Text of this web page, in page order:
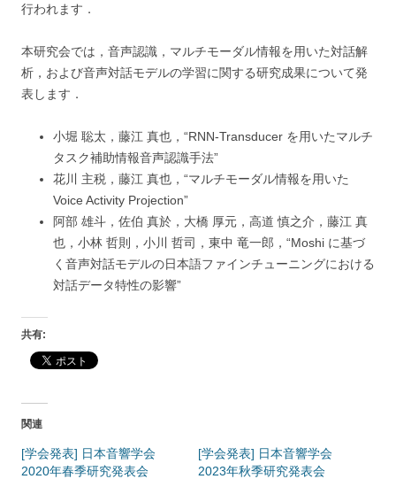
行われます．
本研究会では，音声認識，マルチモーダル情報を用いた対話解
析，および音声対話モデルの学習に関する研究成果について発
表します．
小堀 聡太，藤江 真也，“RNN-Transducer を用いたマルチ
タスク補助情報音声認識手法”
花川 主税，藤江 真也，“マルチモーダル情報を用いた
Voice Activity Projection”
阿部 雄斗，佐伯 真於，大橋 厚元，高道 慎之介，藤江 真
也，小林 哲則，小川 哲司，東中 竜一郎，“Moshi に基づ
く音声対話モデルの日本語ファインチューニングにおける
対話データ特性の影響”
共有:
関連
[学会発表] 日本音響学会
2020年春季研究発表会
[学会発表] 日本音響学会
2023年秋季研究発表会